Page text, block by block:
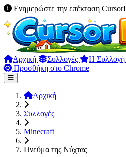
Ενημερώστε την επέκταση
Αρχική Συλλογές Η
Προσθήκη στο Chrome
Αρχική
Συλλογές
Minecraft
Πνεύμα της Νύχτας